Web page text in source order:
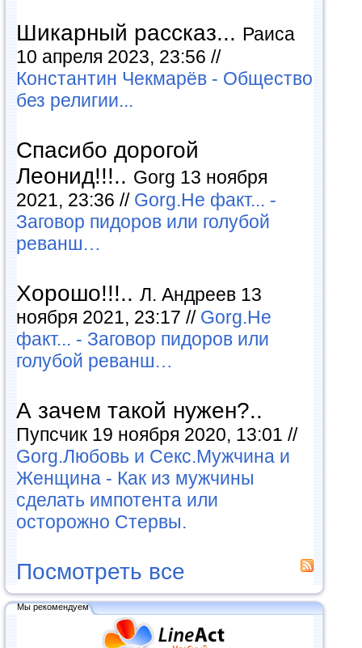
Шикарный рассказ... Раиса
10 апреля 2023, 23:56 //
Константин Чекмарёв - Общество
без религии...
Спасибо дорогой
Леонид!!!.. Gorg 13 ноября
2021, 23:36 // Gorg.Не факт... -
Заговор пидоров или голубой
реванш…
Хорошо!!!.. Л. Андреев 13
ноября 2021, 23:17 // Gorg.Не
факт... - Заговор пидоров или
голубой реванш…
А зачем такой нужен?..
Пупсчик 19 ноября 2020, 13:01 //
Gorg.Любовь и Секс.Мужчина и
Женщина - Как из мужчины
сделать импотента или
осторожно Стервы.
Посмотреть все
Мы рекомендуем